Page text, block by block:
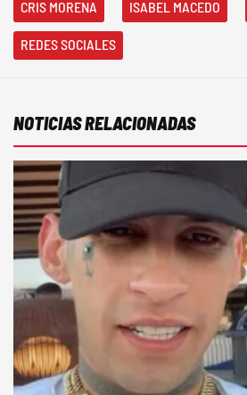
CRIS MORENA ISABEL MACEDO
REDES SOCIALES
NOTICIAS RELACIONADAS